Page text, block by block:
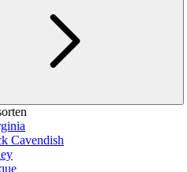
Cavendish